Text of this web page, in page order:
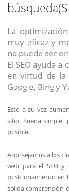
La
muy eficaz y
no puede ser
El SEO ayuda
en virtud de la
Google, Bing y
Esto a su vez
sitio. Suena simple,
posible.
Aconsejamos a los
web para el SEO y
posicionamiento en
sólida comprensión